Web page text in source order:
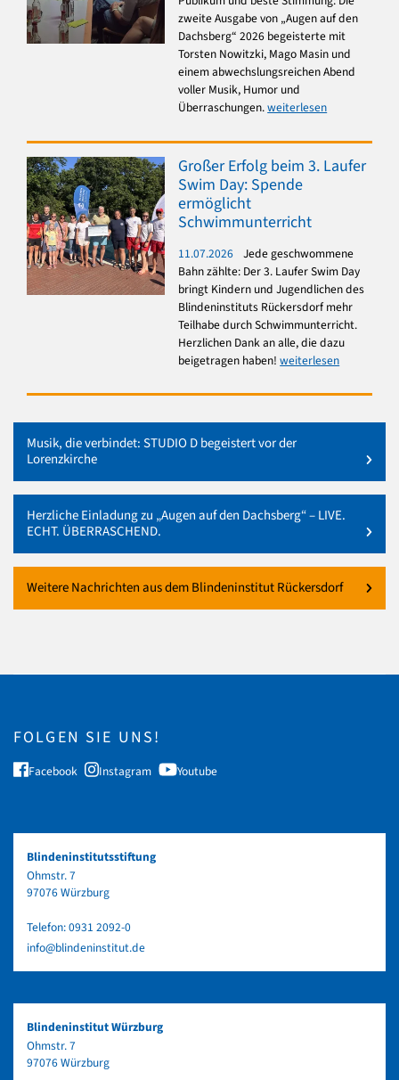
zweite Ausgabe von „Augen auf den
Dachsberg“ 2026 begeisterte mit
Torsten Nowitzki, Mago Masin und
einem abwechslungsreichen Abend
voller Musik, Humor und
Überraschungen.weiterlesen
Großer Erfolg beim 3. Laufer
Swim Day: Spende
ermöglicht
Schwimmunterricht
11.07.2026 Jede geschwommene
Bahn zählte: Der 3. Laufer Swim Day
bringt Kindern und Jugendlichen des
Blindeninstituts Rückersdorf mehr
Teilhabe durch Schwimmunterricht.
Herzlichen Dank an alle, die dazu
beigetragen haben!weiterlesen
Musik, die verbindet: STUDIO D begeistert vor der
Lorenzkirche
Herzliche Einladung zu „Augen auf den Dachsberg“ – LIVE.
ECHT. ÜBERRASCHEND.
Weitere Nachrichten aus dem Blindeninstitut Rückersdorf
FOLGEN SIE UNS!
Facebook Instagram Youtube
Blindeninstitutsstiftung
Ohmstr. 7
97076 Würzburg
Telefon:0931 2092-0
info@blindeninstitut.de
Blindeninstitut Würzburg
Ohmstr. 7
97076 Würzburg